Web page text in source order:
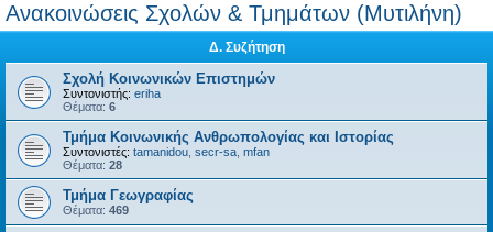
η
Ανακοινώσεις Σχολών & Τμημάτων (Μυτιλήνη)
Δ. Συζήτηση
Σχολή Κοινωνικών Επιστημών
Συντονιστής: eriha
Θέματα: 6
Τμήμα Κοινωνικής Ανθρωπολογίας και Ιστορίας
Συντονιστές: tamanidou secr-sa mfan
Θέματα: 28
Τμήμα Γεωγραφίας
Θέματα: 469